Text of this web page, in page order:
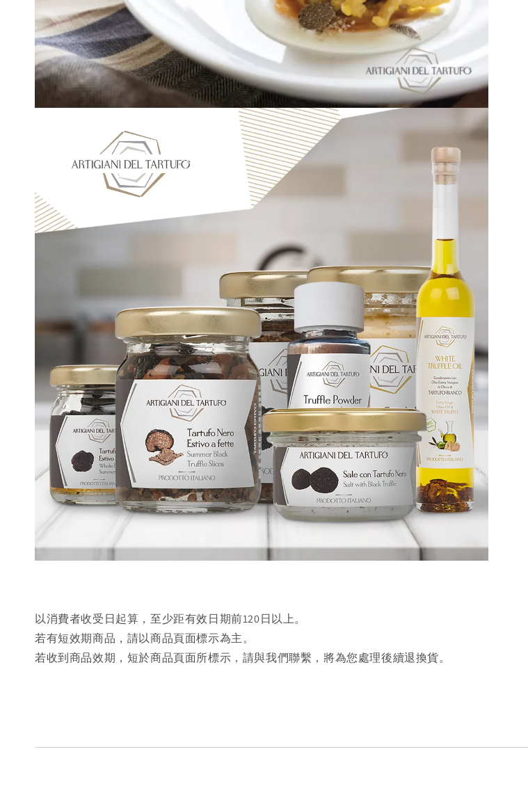
以消費者收受日起算，至少距有效日期前120日以上。
若有短效期商品，請以商品頁面標示為主。
若收到商品效期，短於商品頁面所標示，請與我們聯繫，將為您處理後續退換貨。